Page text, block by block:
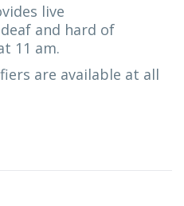
live
and hard of
11 am.
are available at all